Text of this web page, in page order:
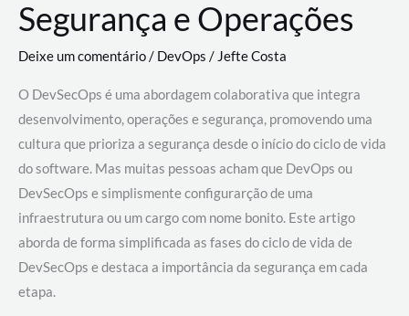
Segurança e Operações
Deixe um comentário/ DevOps /Jefte Costa
O DevSecOps é uma abordagem colaborativa que integra
desenvolvimento, operações e segurança, promovendo uma
cultura que prioriza a segurança desde o início do ciclo de vida
do software. Mas muitas pessoas acham que DevOps ou
DevSecOps e simplismente configurarção de uma
infraestrutura ou um cargo com nome bonito. Este artigo
aborda de forma simplificada as fases do ciclo de vida de
DevSecOps e destaca a importância da segurança em cada
etapa.